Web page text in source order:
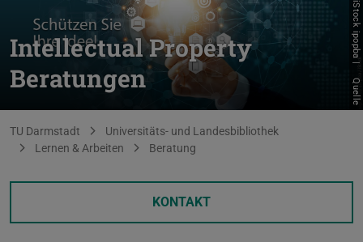
Intellectual Property
Beratungen
Bild: iStock ipopba |
Quelle
Sie befinden sich hier:
TU Darmstadt
Universitäts- und Landesbibliothek
Lernen & Arbeiten
Beratung
KONTAKT